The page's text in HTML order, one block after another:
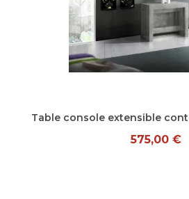
Aperçu rapide
575,00 €